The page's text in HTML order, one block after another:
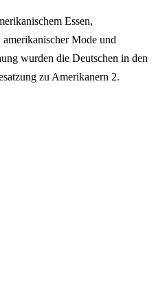
Essen,
Mode und
wurden die Deutschen in den
zu Amerikanern 2.